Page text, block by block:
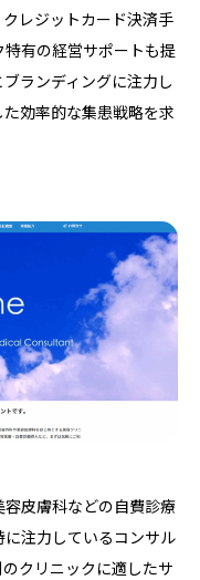
レジットカード決済手
有の経営サポートも提
ランディングに注力し
効率的な集患戦略を求
皮膚科などの自費診療
注力しているコンサル
クリニックに適したサ